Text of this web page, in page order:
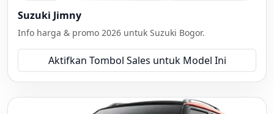
Suzuki Jimny
Info harga & promo 2026 untuk Suzuki Bogor.
Aktifkan Tombol Sales untuk Model Ini